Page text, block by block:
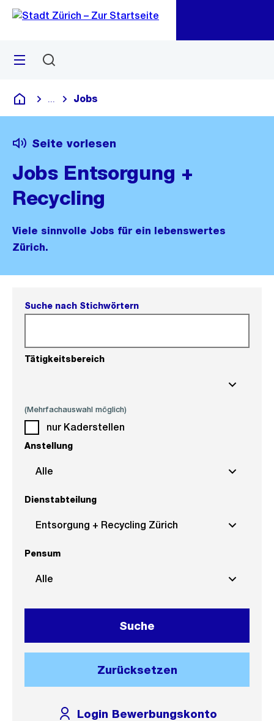
Navigation
Sprunglink
Menü
Deutsch
Blende alle Breadcrumbs ein
Jobs
Seite vorlesen
Jobs Entsorgung +
Recycling
Viele sinnvolle Jobs für ein lebenswertes
Zürich.
Suche nach Stichwörtern
Tätigkeitsbereich
(Mehrfachauswahl möglich)
nur Kaderstellen
Anstellung
Alle
Dienstabteilung
Entsorgung + Recycling Zürich
Pensum
Alle
Login Bewerbungskonto
Zurücksetzen
Suche